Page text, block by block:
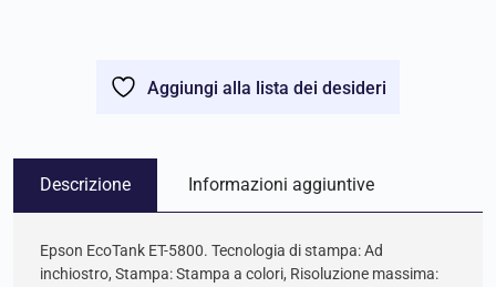
Aggiungi alla lista dei desideri
Descrizione Informazioni aggiuntive
Epson EcoTank ET-5800. Tecnologia di stampa: Ad
inchiostro, Stampa: Stampa a colori, Risoluzione massima: